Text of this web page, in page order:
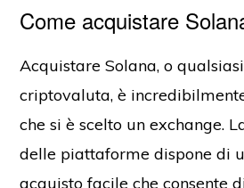
Come acquistare
Acquistare Solana, o
criptovaluta, è
che si è scelto un exchange.
delle piattaforme dispone di
acquisto facile che consente